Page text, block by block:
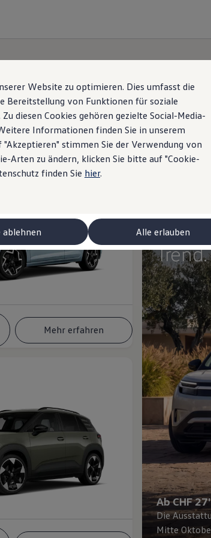
Website zu optimieren. Dies umfasst die
Bereitstellung von Funktionen für soziale
diesen Cookies gehören gezielte Social-Media-
Informationen finden Sie in unserem
stimmen Sie der Verwendung von
Arten zu ändern, klicken Sie bitte auf "Cookie-
finden Sie hier.
Alle erlauben
ablehnen
Mehr erfahren
Bald erhältlich
Trend.
Ab CHF
Die
Mitte